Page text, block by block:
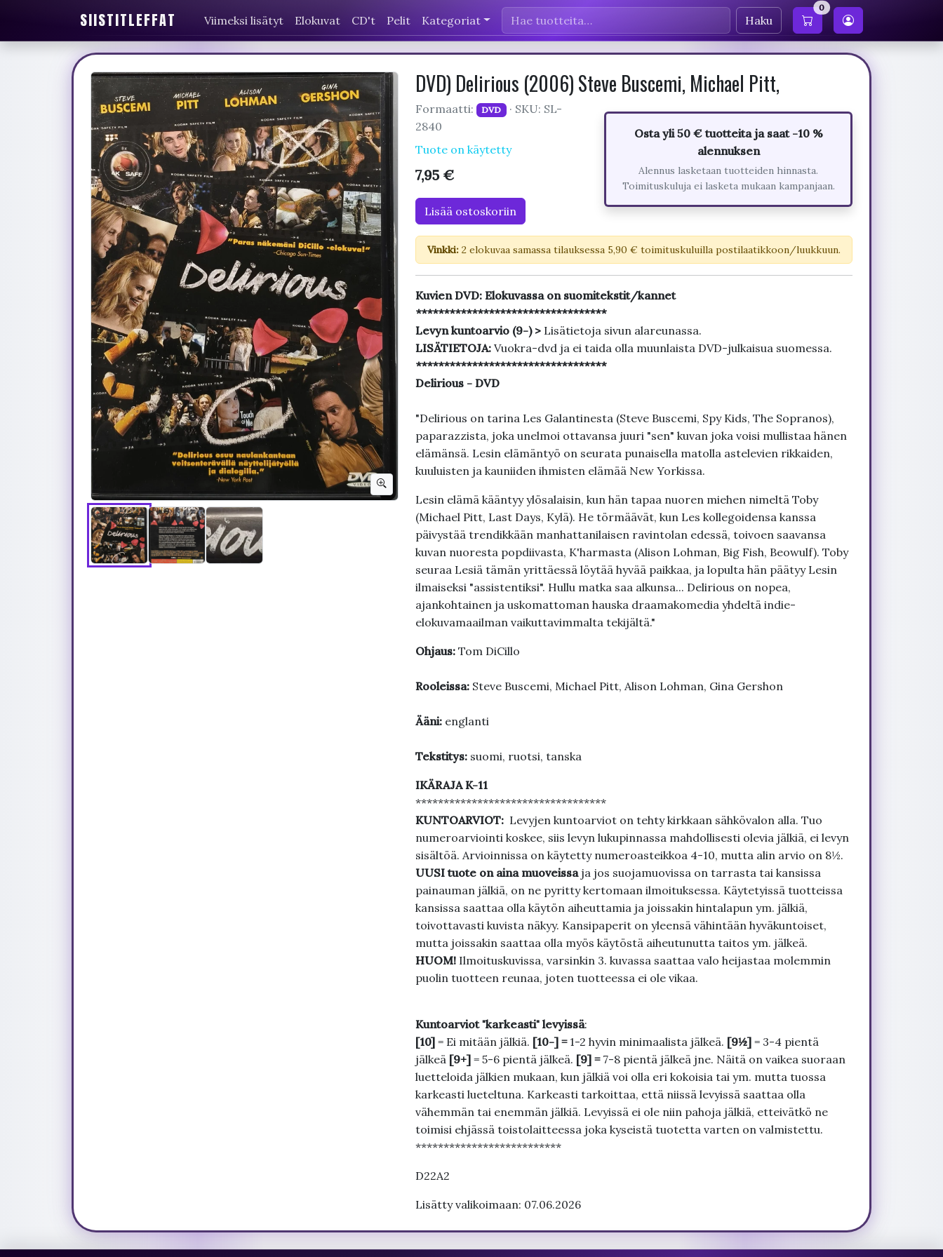
SIISTITLEFFAT Viimeksi lisätyt Elokuvat CD't Pelit Kategoriat Haku
0
DVD) Delirious (2006) Steve Buscemi, Michael Pitt,
Formaatti: DVD
· SKU: SL-
2840
Tuote on käytetty
7,95 €
Lisää ostoskoriin
Osta yli 50 € tuotteita ja saat -10 %
alennuksen
Alennus lasketaan tuotteiden hinnasta.
Toimituskuluja ei lasketa mukaan kampanjaan.
Vinkki:2 elokuvaa samassa tilauksessa 5,90 € toimituskuluilla postilaatikkoon/luukkuun.
Kuvien DVD: Elokuvassa on suomitekstit/kannet
**********************************
Levyn kuntoarvio (9-) > Lisätietoja sivun alareunassa.
LISÄTIETOJA:Vuokra-dvd ja ei taida olla muunlaista DVD-julkaisua suomessa.
**********************************
Delirious - DVD
"Delirious on tarina Les Galantinesta (Steve Buscemi, Spy Kids, The Sopranos),
paparazzista, joka unelmoi ottavansa juuri "sen" kuvan joka voisi mullistaa hänen
elämänsä. Lesin elämäntyö on seurata punaisella matolla astelevien rikkaiden,
kuuluisten ja kauniiden ihmisten elämää New Yorkissa.
Lesin elämä kääntyy ylösalaisin, kun hän tapaa nuoren miehen nimeltä Toby
(Michael Pitt, Last Days, Kylä). He törmäävät, kun Les kollegoidensa kanssa
päivystää trendikkään manhattanilaisen ravintolan edessä, toivoen saavansa
kuvan nuoresta popdiivasta, K'harmasta (Alison Lohman, Big Fish, Beowulf). Toby
seuraa Lesiä tämän yrittäessä löytää hyvää paikkaa, ja lopulta hän päätyy Lesin
ilmaiseksi "assistentiksi". Hullu matka saa alkunsa... Delirious on nopea,
ajankohtainen ja uskomattoman hauska draamakomedia yhdeltä indie-
elokuvamaailman vaikuttavimmalta tekijältä."
Ohjaus: Tom DiCillo
Rooleissa: Steve Buscemi, Michael Pitt, Alison Lohman, Gina Gershon
Ääni: englanti
Tekstitys: suomi, ruotsi, tanska
IKÄRAJA K-11
**********************************
KUNTOARVIOT: Levyjen kuntoarviot on tehty kirkkaan sähkövalon alla. Tuo
numeroarviointi koskee, siis levyn lukupinnassa mahdollisesti olevia jälkiä, ei levyn
sisältöä. Arvioinnissa on käytetty numeroasteikkoa 4-10, mutta alin arvio on 8½.
UUSI tuote on aina muoveissa ja jos suojamuovissa on tarrasta tai kansissa
painauman jälkiä, on ne pyritty kertomaan ilmoituksessa. Käytetyissä tuotteissa
kansissa saattaa olla käytön aiheuttamia ja joissakin hintalapun ym. jälkiä,
toivottavasti kuvista näkyy. Kansipaperit on yleensä vähintään hyväkuntoiset,
mutta joissakin saattaa olla myös käytöstä aiheutunutta taitos ym. jälkeä.
HUOM!Ilmoituskuvissa, varsinkin 3. kuvassa saattaa valo heijastaa molemmin
puolin tuotteen reunaa, joten tuotteessa ei ole vikaa.
Kuntoarviot "karkeasti" levyissä:
[10]= Ei mitään jälkiä. [10-] = 1-2 hyvin minimaalista jälkeä. [9½]= 3-4 pientä
jälkeä [9+]= 5-6 pientä jälkeä. [9] = 7-8 pientä jälkeä jne. Näitä on vaikea suoraan
luetteloida jälkien mukaan, kun jälkiä voi olla eri kokoisia tai ym. mutta tuossa
karkeasti lueteltuna. Karkeasti tarkoittaa, että niissä levyissä saattaa olla
vähemmän tai enemmän jälkiä. Levyissä ei ole niin pahoja jälkiä, etteivätkö ne
toimisi ehjässä toistolaitteessa joka kyseistä tuotetta varten on valmistettu.
**************************
D22A2
Lisätty valikoimaan: 07.06.2026